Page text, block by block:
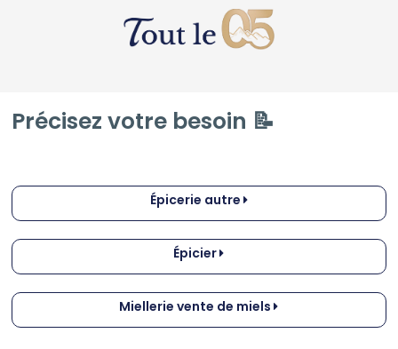
Précisez votre besoin 📝
Épicerie autre
Épicier
Miellerie vente de miels